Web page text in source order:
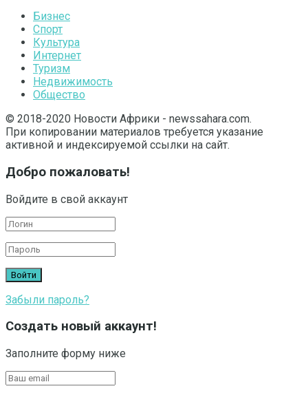
Бизнес
Спорт
Культура
Интернет
Туризм
Недвижимость
Общество
© 2018-2020 Новости Африки - newssahara.com.
При копировании материалов требуется указание
активной и индексируемой ссылки на сайт.
Добро пожаловать!
Войдите в свой аккаунт
Забыли пароль?
Создать новый аккаунт!
Заполните форму ниже